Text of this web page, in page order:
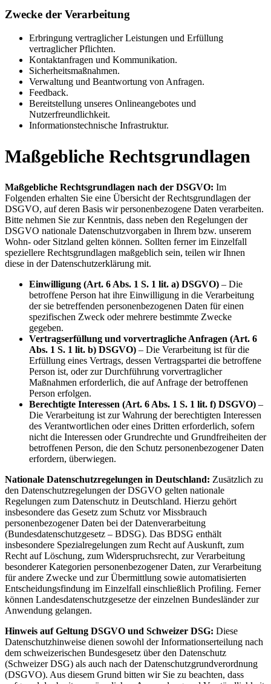
Zwecke der Verarbeitung
Erbringung vertraglicher Leistungen und Erfüllung
vertraglicher Pflichten.
Kontaktanfragen und Kommunikation.
Sicherheitsmaßnahmen.
Verwaltung und Beantwortung von Anfragen.
Feedback.
Bereitstellung unseres Onlineangebotes und
Nutzerfreundlichkeit.
Informationstechnische Infrastruktur.
Maßgebliche Rechtsgrundlagen
Maßgebliche Rechtsgrundlagen nach der DSGVO: Im
Folgenden erhalten Sie eine Übersicht der Rechtsgrundlagen der
DSGVO, auf deren Basis wir personenbezogene Daten verarbeiten.
Bitte nehmen Sie zur Kenntnis, dass neben den Regelungen der
DSGVO nationale Datenschutzvorgaben in Ihrem bzw. unserem
Wohn- oder Sitzland gelten können. Sollten ferner im Einzelfall
speziellere Rechtsgrundlagen maßgeblich sein, teilen wir Ihnen
diese in der Datenschutzerklärung mit.
Einwilligung (Art. 6 Abs. 1 S. 1 lit. a) DSGVO) – Die
betroffene Person hat ihre Einwilligung in die Verarbeitung
der sie betreffenden personenbezogenen Daten für einen
spezifischen Zweck oder mehrere bestimmte Zwecke
gegeben.
Vertragserfüllung und vorvertragliche Anfragen (Art. 6
Abs. 1 S. 1 lit. b) DSGVO) – Die Verarbeitung ist für die
Erfüllung eines Vertrags, dessen Vertragspartei die betroffene
Person ist, oder zur Durchführung vorvertraglicher
Maßnahmen erforderlich, die auf Anfrage der betroffenen
Person erfolgen.
Berechtigte Interessen (Art. 6 Abs. 1 S. 1 lit. f) DSGVO) –
Die Verarbeitung ist zur Wahrung der berechtigten Interessen
des Verantwortlichen oder eines Dritten erforderlich, sofern
nicht die Interessen oder Grundrechte und Grundfreiheiten der
betroffenen Person, die den Schutz personenbezogener Daten
erfordern, überwiegen.
Nationale Datenschutzregelungen in Deutschland: Zusätzlich zu
den Datenschutzregelungen der DSGVO gelten nationale
Regelungen zum Datenschutz in Deutschland. Hierzu gehört
insbesondere das Gesetz zum Schutz vor Missbrauch
personenbezogener Daten bei der Datenverarbeitung
(Bundesdatenschutzgesetz – BDSG). Das BDSG enthält
insbesondere Spezialregelungen zum Recht auf Auskunft, zum
Recht auf Löschung, zum Widerspruchsrecht, zur Verarbeitung
besonderer Kategorien personenbezogener Daten, zur Verarbeitung
für andere Zwecke und zur Übermittlung sowie automatisierten
Entscheidungsfindung im Einzelfall einschließlich Profiling. Ferner
können Landesdatenschutzgesetze der einzelnen Bundesländer zur
Anwendung gelangen.
Hinweis auf Geltung DSGVO und Schweizer DSG: Diese
Datenschutzhinweise dienen sowohl der Informationserteilung nach
dem schweizerischen Bundesgesetz über den Datenschutz
(Schweizer DSG) als auch nach der Datenschutzgrundverordnung
(DSGVO). Aus diesem Grund bitten wir Sie zu beachten, dass